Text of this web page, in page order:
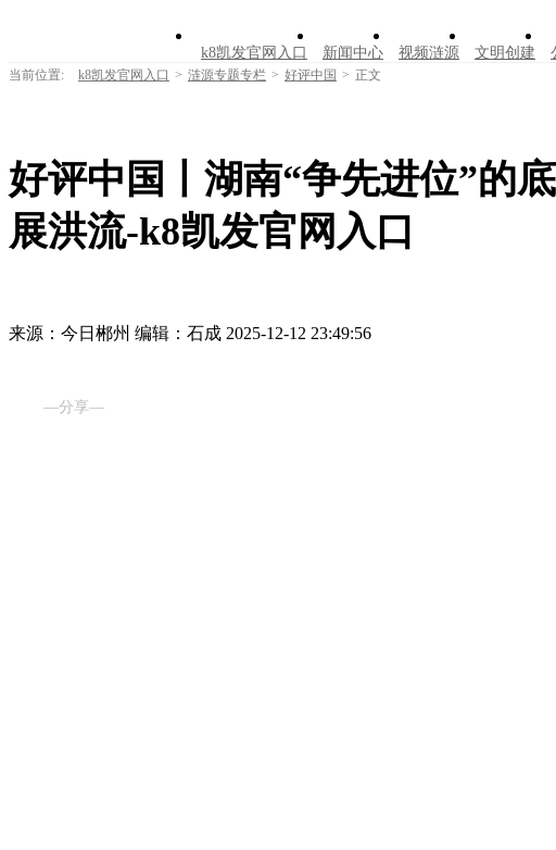
k8凯发官网入口 新闻中心 视频涟源 文明创建
当前位置: k8凯发官网入口 > 涟源专题专栏 > 好评中国 > 正文
好评中国丨湖南“争先进位”的
展洪流-k8凯发官网入口
来源：今日郴州 编辑：石成 2025-12-12 23:49:56
—分享—